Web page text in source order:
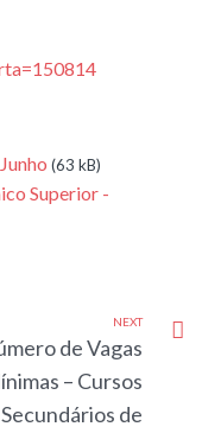
(63 kB)
Superior -
NEXT
de Vagas
– Cursos
Secundários de